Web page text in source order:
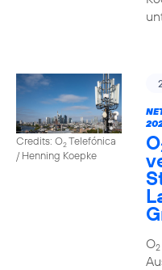
Credits: O2Telefónica
/ Henning Koepke
O
O2